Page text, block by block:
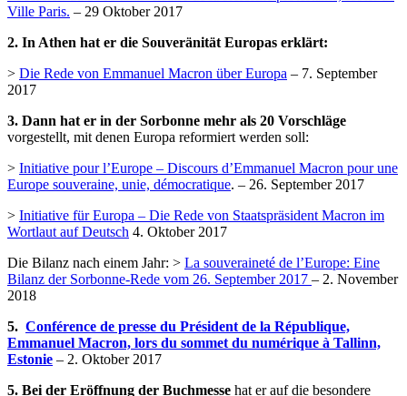
Ville Paris. – 29 Oktober 2017
2. In Athen hat er die Souveränität Europas erklärt:
> Die Rede von Emmanuel Macron über Europa – 7. September
2017
3. Dann hat er in der Sorbonne mehr als 20 Vorschläge
vorgestellt, mit denen Europa reformiert werden soll:
> Initiative pour l’Europe – Discours d’Emmanuel Macron pour une
Europe souveraine, unie, démocratique. – 26. September 2017
> Initiative für Europa – Die Rede von Staatspräsident Macron im
Wortlaut auf Deutsch 4. Oktober 2017
Die Bilanz nach einem Jahr: > La souveraineté de l’Europe: Eine
Bilanz der Sorbonne-Rede vom 26. September 2017 – 2. November
2018
5. Conférence de presse du Président de la République,
Emmanuel Macron, lors du sommet du numérique à Tallinn,
Estonie – 2. Oktober 2017
5. Bei der Eröffnung der Buchmesse hat er auf die besondere